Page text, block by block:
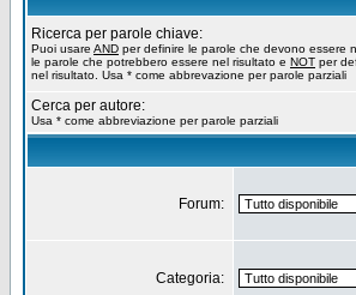
Ricerca per parole chiave:
Puoi usare AND per definire le parole che devono essere
le parole che potrebbero essere nel risultato e NOT per
nel risultato. Usa * come abbrevazione per parole parziali
Cerca per autore:
Usa * come abbreviazione per parole parziali
Forum:
Categoria: